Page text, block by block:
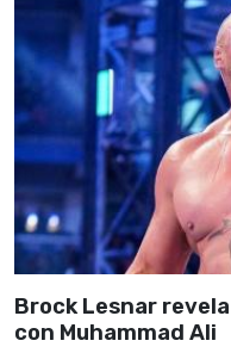
Brock Lesnar
con Muhammad Ali